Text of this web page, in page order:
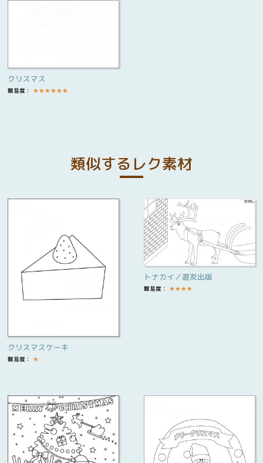
クリスマス
難易度： ★★★★★★
類似するレク素材
クリスマスケーキ
難易度： ★
トナカイ／遊友出版
難易度： ★★★★